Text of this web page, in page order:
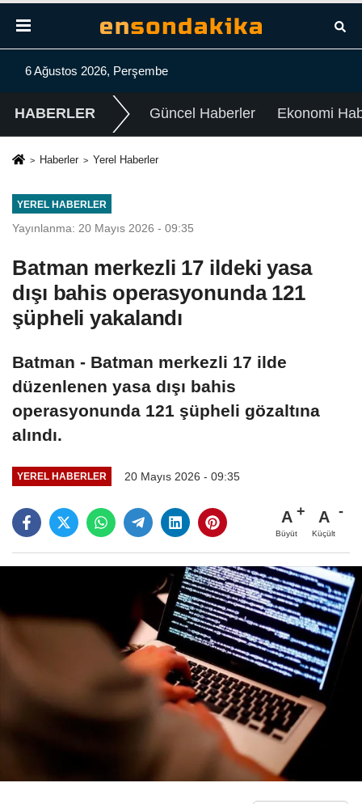
6 Ağustos 2026, Perşembe
HABERLER Güncel Haberler Ekonomi
Haberler Yerel Haberler
YEREL HABERLER
Yayınlanma: 20 Mayıs 2026 - 09:35
Batman merkezli 17 ildeki yasa
dışı bahis operasyonunda 121
şüpheli yakalandı
Batman - Batman merkezli 17 ilde
düzenlenen yasa dışı bahis
operasyonunda 121 şüpheli gözaltına
alındı.
YEREL HABERLER 20 Mayıs 2026 - 09:35
A
Büyüt
A
Küçült